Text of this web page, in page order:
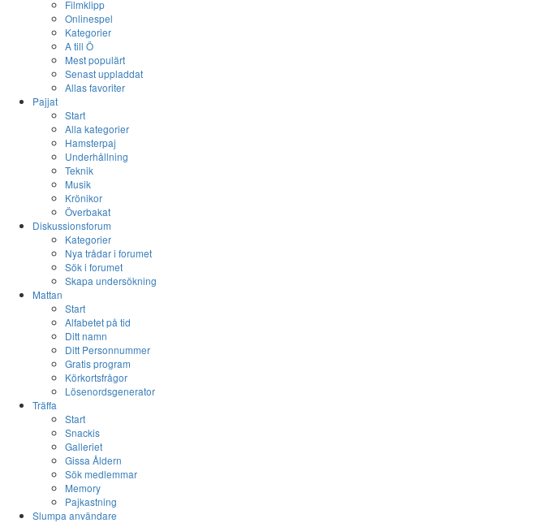
Filmklipp
Onlinespel
Kategorier
A till Ö
Mest populärt
Senast uppladdat
Allas favoriter
Pajjat
Start
Alla kategorier
Hamsterpaj
Underhållning
Teknik
Musik
Krönikor
Överbakat
Diskussionsforum
Kategorier
Nya trådar i forumet
Sök i forumet
Skapa undersökning
Mattan
Start
Alfabetet på tid
Ditt namn
Ditt Personnummer
Gratis program
Körkortsfrågor
Lösenordsgenerator
Träffa
Start
Snackis
Galleriet
Gissa Åldern
Sök medlemmar
Memory
Pajkastning
Slumpa användare